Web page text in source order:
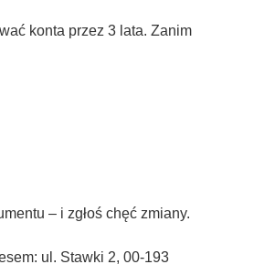
konta przez 3 lata. Zanim
– i zgłoś chęć zmiany.
ul. Stawki 2, 00-193